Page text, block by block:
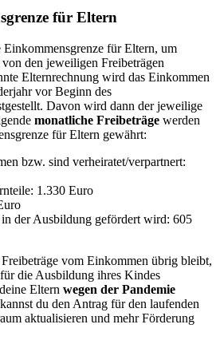
für Eltern
Einkommensgrenze fürEltern, um
den jeweiligen Freibeträgen
Elternrechnung wird das Einkommen
vor Beginn des
Davon wird dann der jeweilige
monatliche Freibeträge werden
fürEltern gewährt:
bzw. sind verheiratet/verpartnert:
1.330 Euro
der Ausbildung gefördert wird: 605
vom Einkommen übrig bleibt,
die Ausbildung ihres Kindes
Eltern wegen der Pandemie
du den Antrag für den laufenden
aktualisieren und mehr Förderung